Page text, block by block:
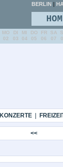
KONZERTE|
<<
BERLIN |
MO
02
DI
03
MI
04
DO
05
FR
06
SA
07